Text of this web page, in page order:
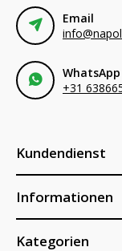
Email
WhatsApp
+31
Kundendienst
Informationen
Kategorien